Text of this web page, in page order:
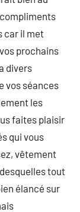
car il met
prochains
divers
vos séances
les
faites plaisir
qui vous
vêtement
tout
élancé sur